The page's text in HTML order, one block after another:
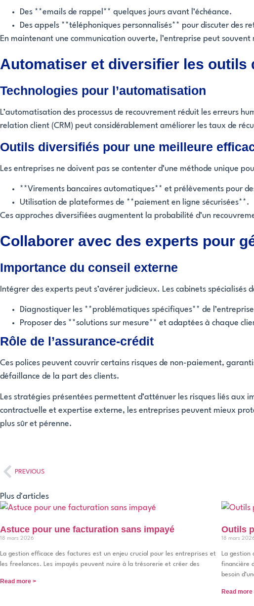
Des **emails de rappel** quelques jours avant l’échéance.
Des appels **téléphoniques personnalisés** pour discuter des
En maintenant une communication ouverte, l’entreprise peut
Automatiser et diversifier les outils
Technologies pour l’automatisation
L’automatisation des processus de recouvrement réduit les erreurs
relation client (CRM) peut considérablement améliorer les taux de
Outils diversifiés pour une meilleure
Les entreprises ne doivent pas se contenter d’une méthode unique
**Virements bancaires automatiques** et prélèvements pour
Utilisation de plateformes de **paiement en ligne sécurisées**.
Ces approches diversifiées augmentent la probabilité d’un
Collaborer avec des experts pour
Importance du conseil externe
Intégrer des experts peut s’avérer judicieux. Les cabinets spécialisés
Diagnostiquer les **problématiques spécifiques** de
Proposer des **solutions sur mesure** et adaptées à chaque
Rôle de l’assurance-crédit
Ces polices peuvent couvrir certains risques de non-paiement,
défaillance de la part des clients.
Les stratégies présentées permettent d’atténuer les risques liés
contractuelle et expertise externe, les entreprises peuvent mieux
plus sûr et pérenne.
PREVIOUS
Plus d'articles
Astuce pour une facturation sans impayé
18 mars 2026
La gestion efficace des factures est un enjeu crucial pour les entreprises et
les freelances. Les impayés peuvent nuire à la trésorerie et créer des
Read more >
Outils
18 mars
La gestion
financière
besoin
Read more